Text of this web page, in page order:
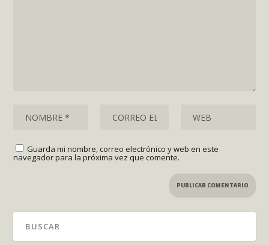
Guarda mi nombre, correo electrónico y web en este
navegador para la próxima vez que comente.